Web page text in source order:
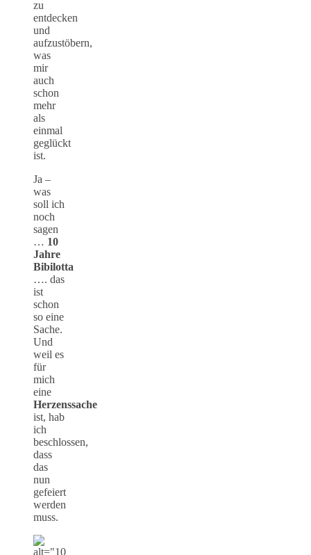
zu
entdecken
und
aufzustöbern,
was
mir
auch
schon
mehr
als
einmal
geglückt
ist.
Ja –
was
soll ich
noch
sagen
… 10
Jahre
Bibilotta
…. das
ist
schon
so eine
Sache.
Und
weil es
für
mich
eine
Herzenssache
ist, hab
ich
beschlossen,
dass
das
nun
gefeiert
werden
muss.